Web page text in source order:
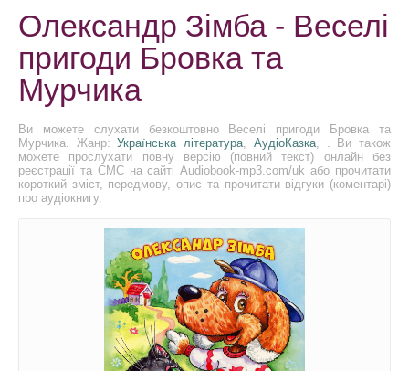
Олександр Зімба - Веселі
пригоди Бровка та
Мурчика
Ви можете слухати безкоштовно Веселі пригоди Бровка та
Мурчика. Жанр:Українська література, АудіоКазка, . Ви також
можете прослухати повну версію (повний текст) онлайн без
реєстрації та СМС на сайті Audiobook-mp3.com/uk або прочитати
короткий зміст, передмову, опис та прочитати відгуки (коментарі)
про аудіокнигу.